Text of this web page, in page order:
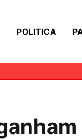
POLITICA